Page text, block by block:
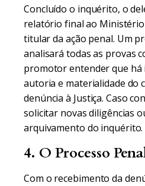
Concluído o inquérito, o
relatório final ao Ministério
titular da ação penal. Um
analisará todas as provas
promotor entender que há
autoria e materialidade do
denúncia à Justiça. Caso
solicitar novas diligências
arquivamento do inquérito.
4. O Processo
Com o recebimento da